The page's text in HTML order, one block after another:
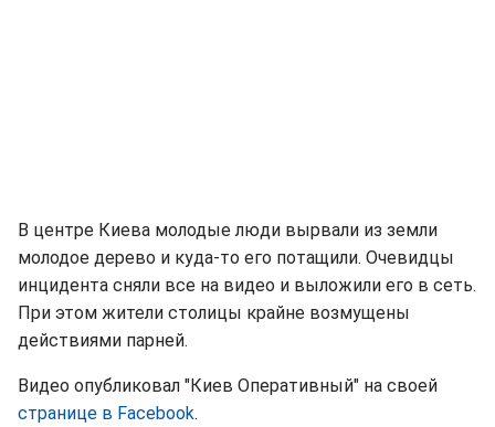
В центре Киева молодые люди вырвали из земли
молодое дерево и куда-то его потащили. Очевидцы
инцидента сняли все на видео и выложили его в сеть.
При этом жители столицы крайне возмущены
действиями парней.
Видео опубликовал "Киев Оперативный" на своей
странице в Facebook.